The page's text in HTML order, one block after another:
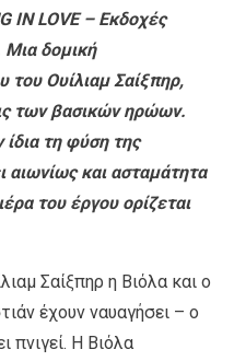
IN LOVE– Εκδοχές
δομική
του Ουίλιαμ Σαίξπηρ,
των βασικών ηρώων.
τη φύση της
αιωνίως και ασταμάτητα
του έργου ορίζεται
Σαίξπηρ η Βιόλα και ο
έχουν ναυαγήσει – ο
πνιγεί. Η Βιόλα